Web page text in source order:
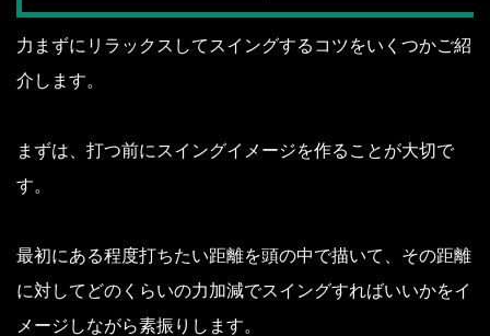
力まずにリラックスしてスイングするコツをいくつかご紹
介します。
まずは、打つ前にスイングイメージを作ることが大切で
す。
最初にある程度打ちたい距離を頭の中で描いて、その距離
に対してどのくらいの力加減でスイングすればいいかをイ
メージしながら素振りします。